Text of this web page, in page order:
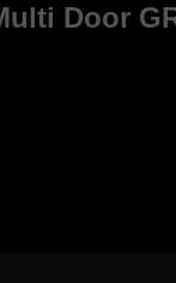
Door
kiểu dáng
đen huyền bí,
nhà bếp gia đình.
ăn mòn hiệu
khả năng chịu
bề mặt bằng
thực lên đến